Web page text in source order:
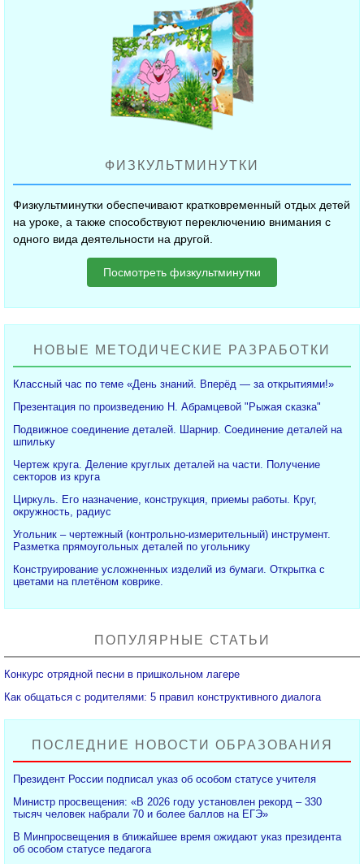
ФИЗКУЛЬТМИНУТКИ
Физкультминутки обеспечивают кратковременный отдых детей
на уроке, а также способствуют переключению внимания с
одного вида деятельности на другой.
Посмотреть физкультминутки
НОВЫЕ МЕТОДИЧЕСКИЕ РАЗРАБОТКИ
Классный час по теме «День знаний. Вперёд — за открытиями!»
Презентация по произведению Н. Абрамцевой "Рыжая сказка"
Подвижное соединение деталей. Шарнир. Соединение деталей на
шпильку
Чертеж круга. Деление круглых деталей на части. Получение
секторов из круга
Циркуль. Его назначение, конструкция, приемы работы. Круг,
окружность, радиус
Угольник – чертежный (контрольно-измерительный) инструмент.
Разметка прямоугольных деталей по угольнику
Конструирование усложненных изделий из бумаги. Открытка с
цветами на плетёном коврике.
ПОПУЛЯРНЫЕ СТАТЬИ
Конкурс отрядной песни в пришкольном лагере
Как общаться с родителями: 5 правил конструктивного диалога
ПОСЛЕДНИЕ НОВОСТИ ОБРАЗОВАНИЯ
Президент России подписал указ об особом статусе учителя
Министр просвещения: «В 2026 году установлен рекорд – 330
тысяч человек набрали 70 и более баллов на ЕГЭ»
В Минпросвещения в ближайшее время ожидают указ президента
об особом статусе педагога